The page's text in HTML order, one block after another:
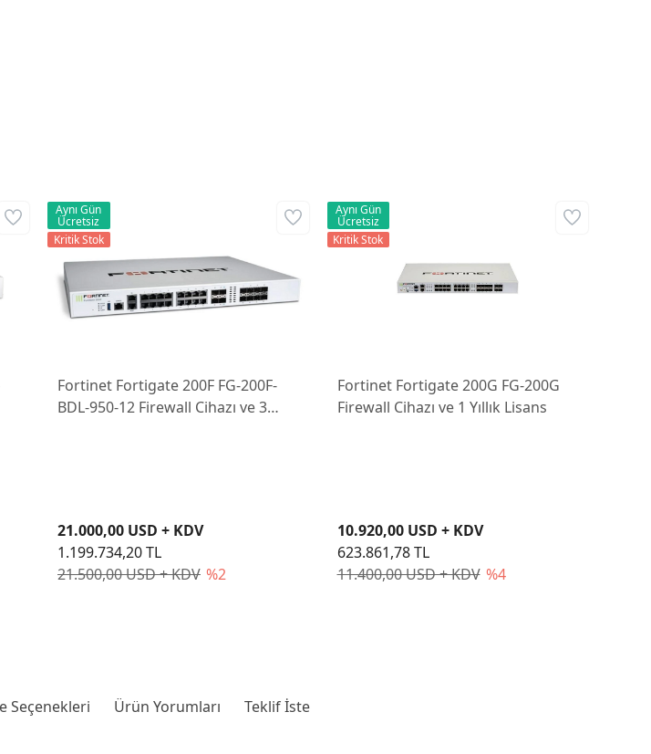
Fortinet Fortigate 200F FG-200F-
BDL-950-12 Firewall Cihazı ve 3
21.500,00 USD + KDV %2
21.000,00 USD + KDV
1.199.734,20 TL
Aynı Gün
Ücretsiz
Kritik Stok
Fortinet Fortigate 200G FG-200G
Firewall Cihazı ve 1 Yıllık Lisans
11.400,00 USD + KDV %4
10.920,00 USD + KDV
623.861,78 TL
Aynı Gün
Ücretsiz
Kritik Stok
Seçenekleri Ürün Yorumları Teklif İste